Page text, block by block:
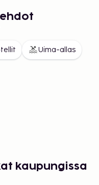
Uima-allas
kaupungissa